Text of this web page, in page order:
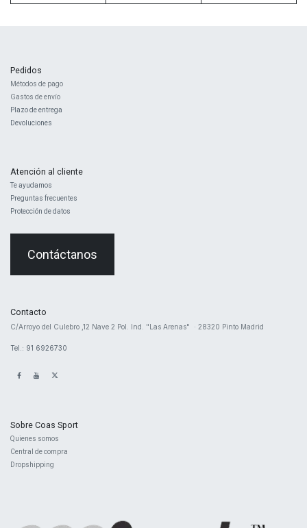
Pedidos
Métodos de pago
Gastos de envío
Plazo de entrega
Devoluciones
Atención al cliente
Te ayudamos
Preguntas frecuentes
Protección de datos
Contáctanos
Contacto
​C/Arroyo del Culebro ,12 Nave 2 ​Pol. Ind. "Las Arenas" · 28320 Pinto Madrid
Tel.: 91 6926730
Sobre Coas Sport
Quienes ​somos
Central de compra
Dropshipping